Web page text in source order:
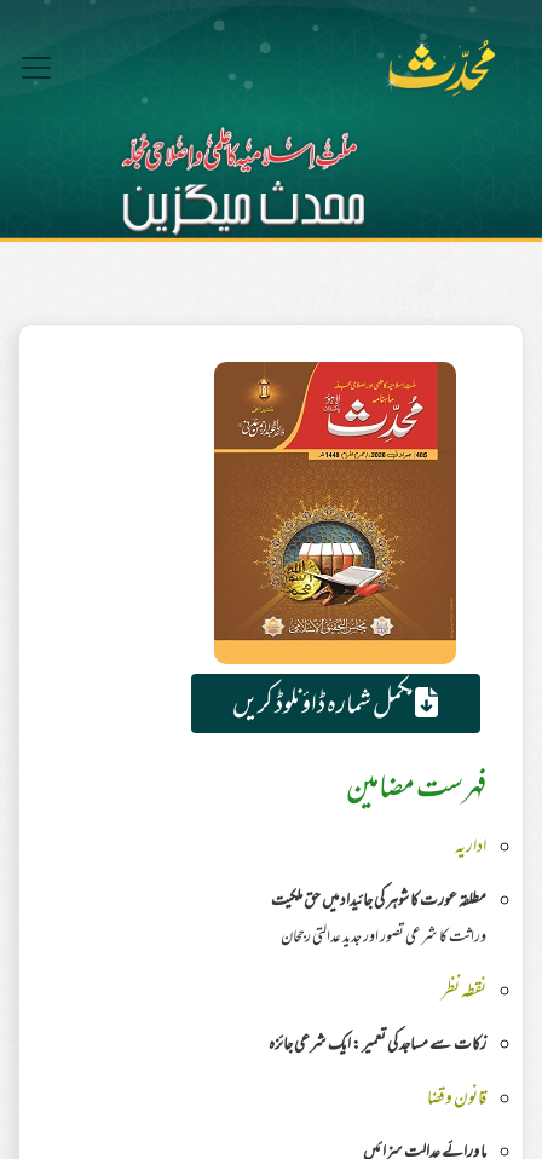
مکمل شمارہ ڈاؤنلوڈ کریں
فہرست مضامین
اداریہ
مطلقہ عورت کا شوہر کی جائیداد میں حق ملکیت
وراثت کا شرعی تصور اور جدید عدالتی رجحان
نقطہ نظر
زکات سے مساجد کی تعمیر : ایک شرعی جائزہ
قانون وقضا